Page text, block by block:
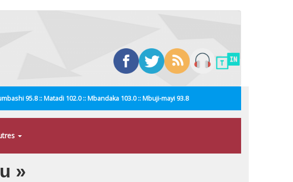
95.8 :: Matadi 102.0 :: Mbandaka 103.0 :: Mbuji-mayi 93.8
»